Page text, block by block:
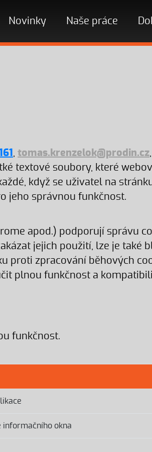
Novinky Naše práce
, tomas.krenzelok@prodin.cz
textové soubory, které
když se uživatel na
jeho správnou funkčnost.
apod.) podporují správu
jejich použití, lze je také
proti zpracování běhových
plnou funkčnost a
funkčnost.
informačního okna